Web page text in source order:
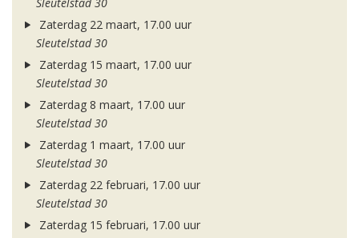
Sleutelstad 30
Zaterdag 22 maart, 17.00 uur
Sleutelstad 30
Zaterdag 15 maart, 17.00 uur
Sleutelstad 30
Zaterdag 8 maart, 17.00 uur
Sleutelstad 30
Zaterdag 1 maart, 17.00 uur
Sleutelstad 30
Zaterdag 22 februari, 17.00 uur
Sleutelstad 30
Zaterdag 15 februari, 17.00 uur